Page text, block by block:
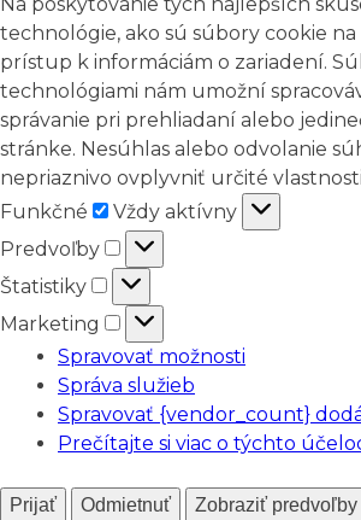
technológie, ako sú súbory cookie
prístup k informáciám o zariadení.
technológiami nám umožní
správanie pri prehliadaní alebo
stránke. Nesúhlas alebo odvolanie
nepriaznivo ovplyvniť určité
Funkčné
Funkčné
Vždy aktívny
Predvoľby
Predvoľby
Štatistiky
Štatistiky
Marketing
Marketing
Spravovať možnosti
Správa služieb
Spravovať {vendor_count}
Prečítajte si viac o týchto
Prijať Odmietnuť Zobraziť predvoľby